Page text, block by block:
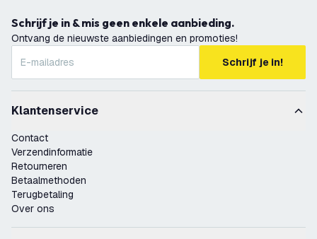
Schrijf je in & mis geen enkele aanbieding.
Ontvang de nieuwste aanbiedingen en promoties!
Schrijf je in!
Klantenservice
Contact
Verzendinformatie
Retourneren
Betaalmethoden
Terugbetaling
Over ons